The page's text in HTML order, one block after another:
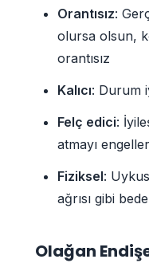
Orantısız:
olursa olsun,
orantısız
Kalıcı: Durum
Felç edici:
atmayı engeller
Fiziksel:
ağrısı gibi
Olağan